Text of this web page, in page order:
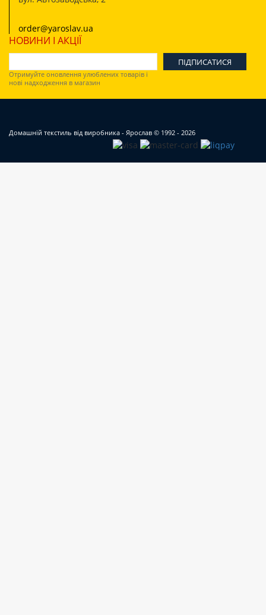
order@yaroslav.ua
НОВИНИ І АКЦІЇ
Отримуйте оновлення улюблених товарів і
нові надходження в магазин
Домашній текстиль від виробника - Ярослав © 1992 - 2026